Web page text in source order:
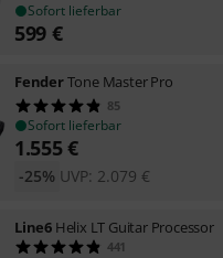
Sofort lieferbar
599 €
FenderTone Master Pro
85
Sofort lieferbar
1.555€
UVP: 2.079 €
-25%
Line6 Helix LT Guitar Processor
441